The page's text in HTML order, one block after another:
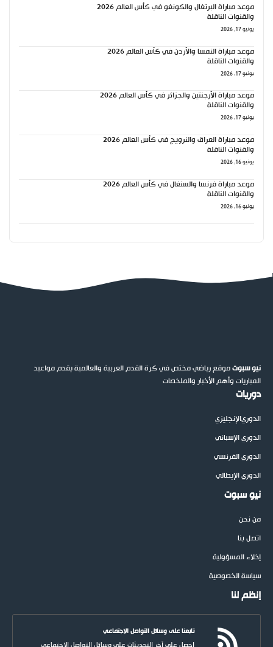
موعد مباراة البرتغال والكونغو في كأس العالم 2026
والقنوات الناقلة
يونيو 17, 2026
موعد مباراة النمسا والأردن في كأس العالم 2026
والقنوات الناقلة
يونيو 17, 2026
موعد مباراة الأرجنتين والجزائر في كأس العالم 2026
والقنوات الناقلة
يونيو 17, 2026
موعد مباراة العراق والنرويج في كأس العالم 2026
والقنوات الناقلة
يونيو 16, 2026
موعد مباراة فرنسا والسنغال في كأس العالم 2026
والقنوات الناقلة
يونيو 16, 2026
نيو سبوتموقع رياضي مختص في كرة القدم العربية والعالمية يقدم مواعيد
المباريات وأهم الأخبار والملخصات
دوريات
الدوريالإنجليزي
الدوري الإسباني
الدوري الفرنسي
الدوري الإيطالي
نيو سبوت
من نحن
اتصل بنا
إخلاء المسؤولية
سياسة الخصوصية
إنظم لنا
تابعنا على وسائل التواصل الاجتماعي